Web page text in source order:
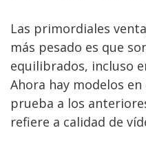
Las primordiales
más pesado es que
equilibrados, incluso
Ahora hay modelos
prueba a los
refiere a calidad de